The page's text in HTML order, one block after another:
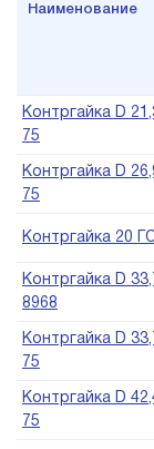
Наименование
Контргайка D
75
Контргайка D
75
Контргайка 20
Контргайка D
8968
Контргайка D
75
Контргайка D
75